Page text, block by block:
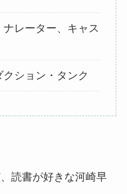
レーター、キャス
ション・タンク
読書が好きな河崎早